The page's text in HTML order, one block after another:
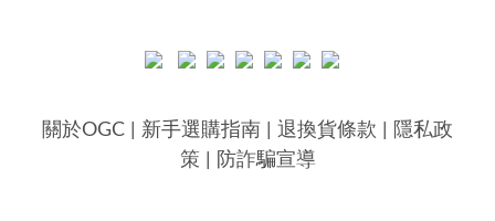
關於OGC 新手選購指南 退換貨條款
隱私政
策
防詐騙宣導